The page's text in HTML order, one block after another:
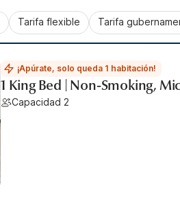
Tarifa flexible Tarifa
¡Apúrate, solo queda 1 habitación!
1 King Bed | Non-Smoking,
Capacidad 2